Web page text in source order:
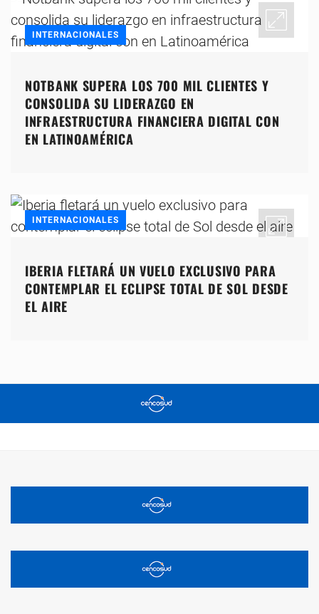
INTERNACIONALES
NOTBANK SUPERA LOS 700 MIL CLIENTES Y
CONSOLIDA SU LIDERAZGO EN
INFRAESTRUCTURA FINANCIERA DIGITAL CON
EN LATINOAMÉRICA
INTERNACIONALES
IBERIA FLETARÁ UN VUELO EXCLUSIVO PARA
CONTEMPLAR EL ECLIPSE TOTAL DE SOL DESDE
EL AIRE